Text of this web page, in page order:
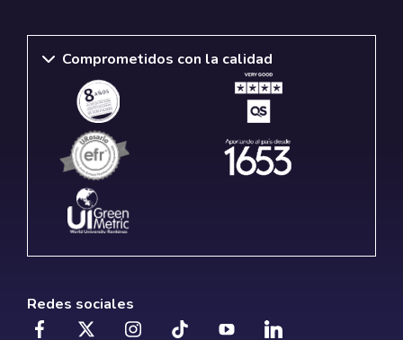
Comprometidos con la calidad
Redes sociales